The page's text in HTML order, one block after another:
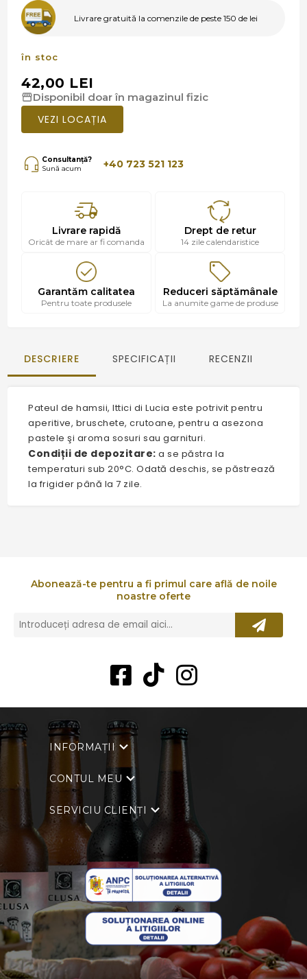
Livrare gratuită la comenzile de peste 150 de lei
în stoc
42,00 LEI
Disponibil doar în magazinul fizic
VEZI LOCAȚIA
Consultanță?
Sună acum
+40 723 521 123
Livrare rapidă
Oricât de mare ar fi comanda
Drept de retur
14 zile calendaristice
Garantăm calitatea
Pentru toate produsele
Reduceri săptămânale
La anumite game de produse
DESCRIERE SPECIFICAȚII RECENZII
Pateul de hamsii, Ittici di Lucia este potrivit pentru
aperitive, bruschete, crutoane, pentru a asezona
pastele şi aroma sosuri sau garnituri.
Condiții de depozitare: a se păstra la
temperaturi sub 20°C. Odată deschis, se păstrează
la frigider până la 7 zile.
Abonează-te pentru a fi primul care află de noile
noastre oferte
INFORMAȚII
CONTUL MEU
SERVICIU CLIENȚI